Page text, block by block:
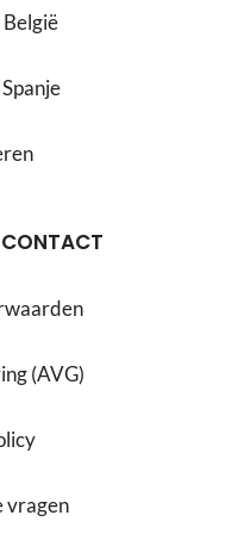
(AVG)
vragen